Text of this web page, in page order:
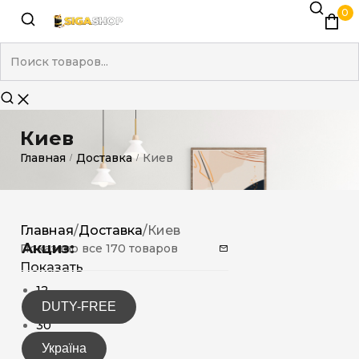
0
Киев
Главная / Доставка / Киев
Акциз:
DUTY-FREE
Україна
Главная/Доставка/Киев
Показано все 170 товаров
Показать
12
15
30